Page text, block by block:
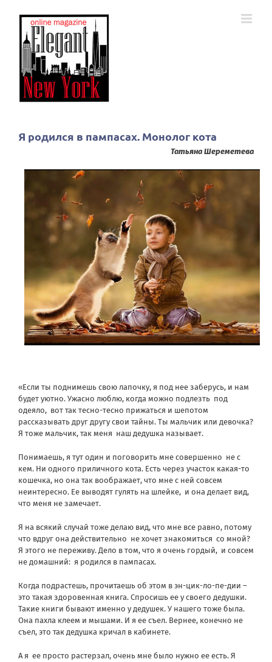
Я родился в пампасах. Монолог кота
Татьяна Шереметева
«Если ты поднимешь свою лапочку, я под нее заберусь, и нам
будет уютно. Ужасно люблю, когда можно подлезть под
одеяло, вот так тесно-тесно прижаться и шепотом
рассказывать друг другу свои тайны. Ты мальчик или девочка?
Я тоже мальчик, так меня наш дедушка называет.
Понимаешь, я тут один и поговорить мне совершенно не с
кем. Ни одного приличного кота. Есть через участок какая-то
кошечка, но она так воображает, что мне с ней совсем
неинтересно. Ее выводят гулять на шлейке, и она делает вид,
что меня не замечает.
Я на всякий случай тоже делаю вид, что мне все равно, потому
что вдруг она действительно не хочет знакомиться со мной?
Я этого не переживу. Дело в том, что я очень гордый, и совсем
не домашний: я родился в пампасах.
Когда подрастешь, прочитаешь об этом в эн-цик-ло-пе-дии –
это такая здоровенная книга. Спросишь ее у своего дедушки.
Такие книги бывают именно у дедушек. У нашего тоже была.
Она пахла клеем и мышами. И я ее съел. Вернее, конечно не
съел, это так дедушка кричал в кабинете.
А я ее просто растерзал, очень мне было нужно ее есть. Я